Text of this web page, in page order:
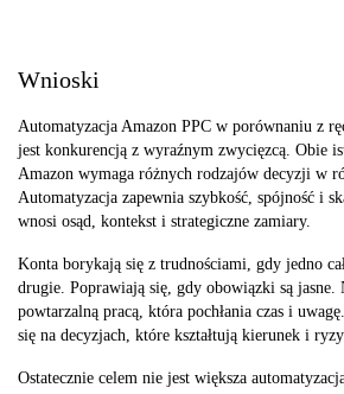
Wnioski
Automatyzacja Amazon PPC w porównaniu z
jest konkurencją z wyraźnym zwycięzcą. Obie
Amazon wymaga różnych rodzajów decyzji w
Automatyzacja zapewnia szybkość, spójność i
wnosi osąd, kontekst i strategiczne zamiary.
Konta borykają się z trudnościami, gdy jedno
drugie. Poprawiają się, gdy obowiązki są jasne.
powtarzalną pracą, która pochłania czas i
się na decyzjach, które kształtują kierunek i
Ostatecznie celem nie jest większa